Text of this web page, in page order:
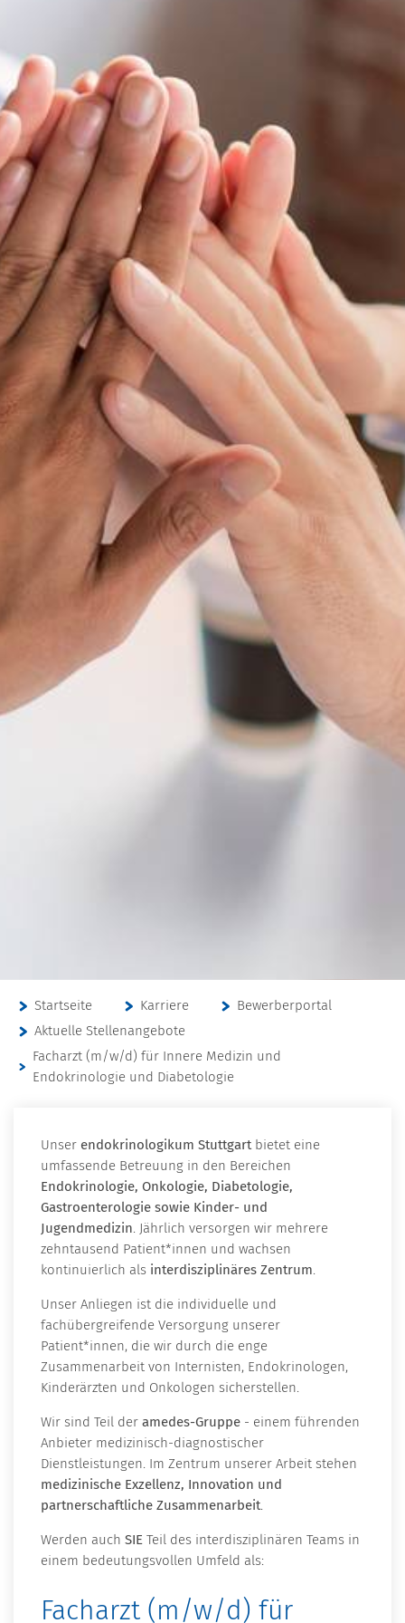
Startseite Karriere
Bewerberportal
Aktuelle Stellenangebote
Facharzt (m/w/d) für Innere Medizin und
Endokrinologie und Diabetologie
Unser endokrinologikum Stuttgart bietet eine
umfassende Betreuung in den Bereichen
Endokrinologie, Onkologie, Diabetologie,
Gastroenterologie sowie Kinder- und
Jugendmedizin. Jährlich versorgen wir mehrere
zehntausend Patient*innen und wachsen
kontinuierlich als interdisziplinäres Zentrum.
Unser Anliegen ist die individuelle und
fachübergreifende Versorgung unserer
Patient*innen, die wir durch die enge
Zusammenarbeit von Internisten, Endokrinologen,
Kinderärzten und Onkologen sicherstellen.
Wir sind Teil der amedes-Gruppe - einem führenden
Anbieter medizinisch-diagnostischer
Dienstleistungen. Im Zentrum unserer Arbeit stehen
medizinische Exzellenz, Innovation und
partnerschaftliche Zusammenarbeit.
Werden auch SIE Teil des interdisziplinären Teams in
einem bedeutungsvollen Umfeld als:
Facharzt (m/w/d) für